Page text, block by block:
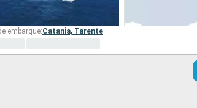
embarque:Catania, Tarente